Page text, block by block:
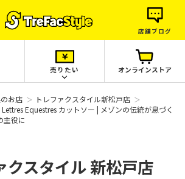
店舗ブログ
売りたい オンラインストア
お店
トレファクスタイル新松戸店
Lettres Equestres カットソー | メゾンの伝統が息づく
主役に
クスタイル新松戸店